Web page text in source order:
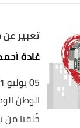
تعبير
غادة
05 يوليو 2021
الوطن
خُلقنا من